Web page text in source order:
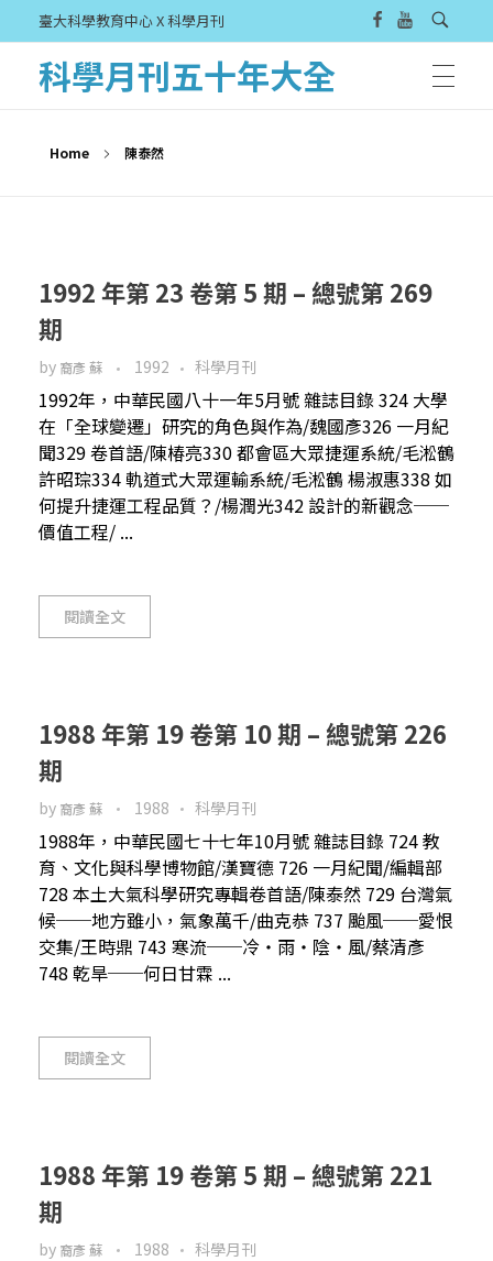
臺大科學教育中心 X 科學月刊
科學月刊五十年大全
Home 陳泰然
1992 年第 23 卷第 5 期 – 總號第 269
期
by 裔彥 蘇 1992 科學月刊
1992年，中華民國八十一年5月號 雜誌目錄 324 大學
在「全球變遷」研究的角色與作為/魏國彥326 一月紀
聞329 卷首語/陳椿亮330 都會區大眾捷運系統/毛淞鶴
許昭琮334 軌道式大眾運輸系統/毛淞鶴 楊淑惠338 如
何提升捷運工程品質？/楊潤光342 設計的新觀念──
價值工程/ ...
閱讀全文
1988 年第 19 卷第 10 期 – 總號第 226
期
by 裔彥 蘇 1988 科學月刊
1988年，中華民國七十七年10月號 雜誌目錄 724 教
育、文化與科學博物館/漢寶德 726 一月紀聞/編輯部
728 本土大氣科學研究專輯卷首語/陳泰然 729 台灣氣
候──地方雖小，氣象萬千/曲克恭 737 颱風──愛恨
交集/王時鼎 743 寒流──冷‧雨‧陰‧風/蔡清彥
748 乾旱──何日甘霖 ...
閱讀全文
1988 年第 19 卷第 5 期 – 總號第 221
期
by 裔彥 蘇 1988 科學月刊